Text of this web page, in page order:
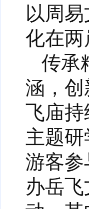
以周
化在两
传承
涵，
飞庙持
主题
游客
办岳